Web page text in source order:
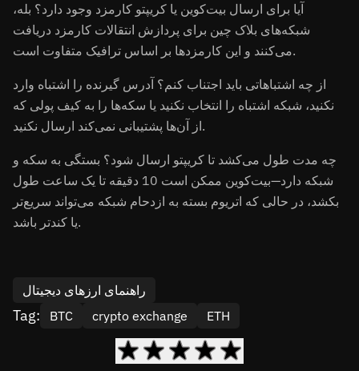
آیا برای ارسال بیت‌کوین یا کریپتو کارمزد وجود دارد؟ بله،
شبکه‌های بلاک چین برای پردازش انتقالات کارمزد دریافت
می‌کنند و این کارمزدها بر اساس ترافیک متفاوت است.
از چه اشتباهاتی باید اجتناب کنم؟ آدرس گیرنده را اشتباه وارد
نکنید، شبکه اشتباه را انتخاب نکنید یا سکه‌ها را به کیف پولی که
از آن‌ها پشتیبانی نمی‌کند ارسال نکنید.
چه مدت طول می‌کشد تا کریپتو ارسال شود؟ بستگی به سکه و
شبکه دارد—بیت‌کوین ممکن است 10 دقیقه تا یک ساعت طول
بکشد، در حالی که اتریوم بسته به ازدحام شبکه می‌تواند سریع‌تر
یا کندتر باشد.
راهنمای ارزهای دیجیتال
Tag: BTC crypto exchange ETH